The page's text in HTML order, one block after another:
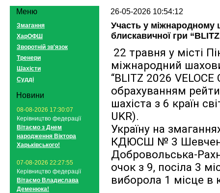
Меню
Змагання
ХарОФШ
Зворотній зв'язок
Тренери
Шахісти
Судді
Новини
08-08-2026 17:30:07
Керівництво федерації
Вітаємо з Днем
народження Віктора
Харьківського!
07-08-2026 22:27:55
Керівництво федерації
Вітаємо Владислава
Деменюка!
26-05-2026 10:54:12
Участь у міжнародному
блискавичної гри
22 травня у місті
міжнародний
“BLITZ 2026 VELOCE
обрахуванням
шахіста з 6 країн
UKR).
Україну на
КДЮСШ № 3
Добровольська-
очок з 9, посіла 3
виборола 1 місце в